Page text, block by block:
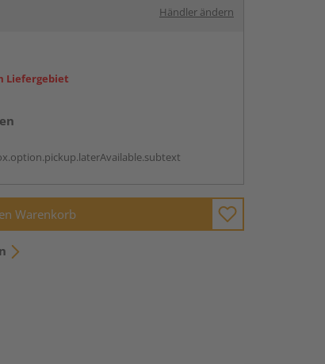
Händler ändern
Liefergebiet
Warenkorb